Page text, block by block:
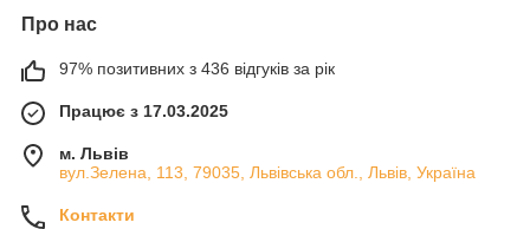
Про нас
97% позитивних з 436 відгуків за рік
Працює з 17.03.2025
м. Львів
вул.Зелена, 113, 79035, Львівська обл., Львів, Україна
Контакти